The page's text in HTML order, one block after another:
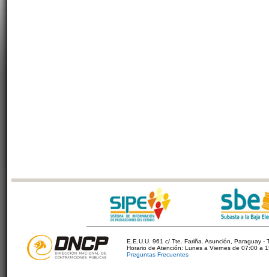
E.E.U.U. 961 c/ Tte. Fariña. Asunción, Paraguay -
Horario de Atención: Lunes a Viernes de 07:00 a
Preguntas Frecuentes